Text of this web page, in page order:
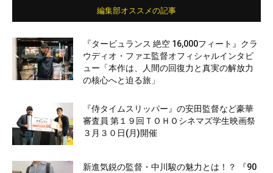
編集部オススメの記事
『タービュランス 絶空 16,000フィート』クラ
ウディオ・ファエ監督オフィシャルインタビ
ュー「本作は、人間の回復力と真実の解放力
の核心へと迫る旅」
『侍タイムスリッパー』の安田監督など豪華
審査員 第１９回ＴＯＨＯシネマズ学生映画祭
３月３０日(月)開催
新進気鋭の監督・中川駿の魅力とは！？ 『90